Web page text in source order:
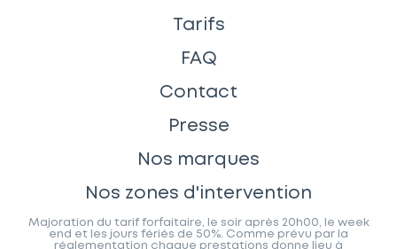
Tarifs
FAQ
Contact
Presse
Nos marques
Nos zones d'intervention
Majoration du tarif forfaitaire, le soir après 20h00, le week
end et les jours fériés de 50%. Comme prévu par la
réglementation chaque prestations donne lieu à